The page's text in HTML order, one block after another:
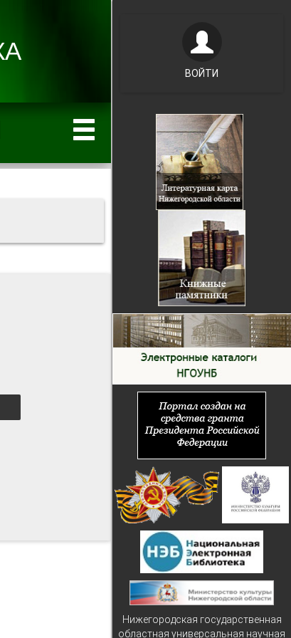
ВОЙТИ
Нижегородская государственная
областная универсальная научная